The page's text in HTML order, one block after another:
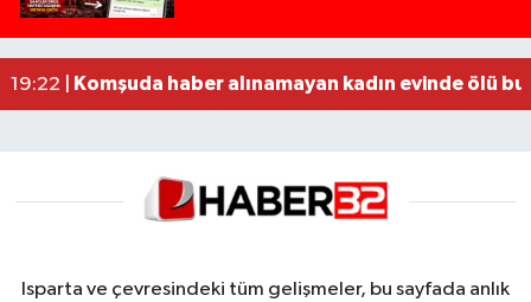
02:26 |MOTOSİKLETLE ÇARPIŞAN OTOMOBİL GÜL
19:22 |
Komşuda haber alınamayan kadın evinde ölü
Isparta ve çevresindeki tüm gelişmeler, bu sayfada anlık